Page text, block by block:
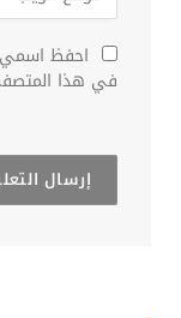
احفظ اسمي،
في هذا